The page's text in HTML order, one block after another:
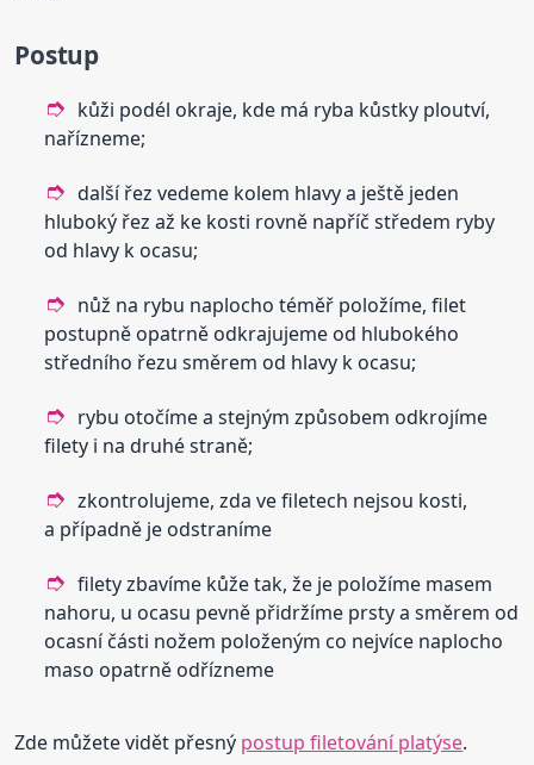
Postup
kůži podél okraje, kde má ryba kůstky ploutví,
nařízneme;
další řez vedeme kolem hlavy a ještě jeden
hluboký řez až ke kosti rovně napříč středem ryby
od hlavy k ocasu;
nůž na rybu naplocho téměř položíme, filet
postupně opatrně odkrajujeme od hlubokého
středního řezu směrem od hlavy k ocasu;
rybu otočíme a stejným způsobem odkrojíme
filety i na druhé straně;
zkontrolujeme, zda ve filetech nejsou kosti,
a případně je odstraníme
filety zbavíme kůže tak, že je položíme masem
nahoru, u ocasu pevně přidržíme prsty a směrem od
ocasní části nožem položeným co nejvíce naplocho
maso opatrně odřízneme
Zde můžete vidět přesný postup filetování platýse.